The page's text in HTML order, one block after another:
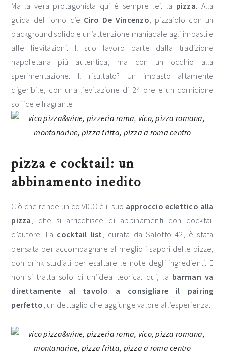
Ma la vera protagonista qui è sempre lei: la pizza. Alla
guida del forno c’è Ciro De Vincenzo, pizzaiolo con un
background solido e un’attenzione maniacale agli impasti e
alle lievitazioni. Il suo lavoro parte dalla tradizione
napoletana più autentica, ma con un occhio alla
sperimentazione. Il risultato? Un impasto altamente
digeribile, con una lievitazione di 24 ore e un cornicione
soffice e fragrante.
pizza e cocktail: un
abbinamento inedito
Ciò che rende unico VICO è il suo approccio eclettico alla
pizza, che si arricchisce di abbinamenti con cocktail
d’autore. La cocktail list, curata da Salotto 42, è stata
pensata per accompagnare al meglio i sapori delle pizze,
con drink studiati per esaltare le note degli ingredienti. E
non si tratta solo di un’idea teorica: qui, la barman va
direttamente al tavolo a consigliare il pairing
perfetto, un dettaglio che aggiunge valore all’esperienza.